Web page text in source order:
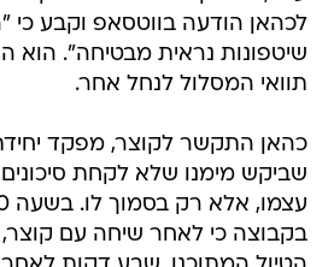
לכהאן הודעה בווטסאפ וקבע כי
שיטפונות נראית מבטיחה". הוא
תוואי המסלול לנחל אחר.
כהאן התקשר לקוצר, מפקד
שביקש מימנו שלא לקחת סיכונים
בקבוצה כי לאחר שיחה עם